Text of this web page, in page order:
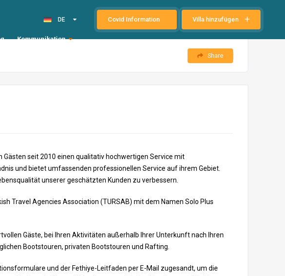
Villa hinzufügen
Covid Information
DE
Kommunikation
Share
Gästen seit 2010 einen qualitativ hochwertigen Service mit
und bietet umfassenden professionellen Service auf ihrem Gebiet.
unserer geschätzten Kunden zu verbessern.
Travel Agencies Association (TURSAB) mit dem Namen Solo Plus
Gäste, bei Ihren Aktivitäten außerhalb Ihrer Unterkunft nach Ihren
Bootstouren, privaten Bootstouren und Rafting.
und der Fethiye-Leitfaden per E-Mail zugesandt, um die